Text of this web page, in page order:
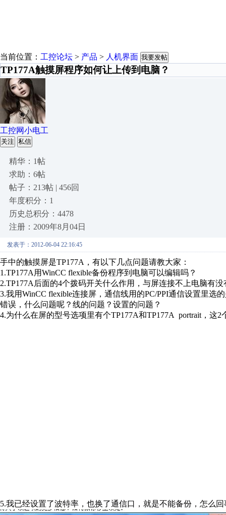
当前位置： 工控论坛 > 产品 > 人机界面 我要发帖
TP177A触摸屏程序如何让上传到电脑？
工控网小电工
关注 私信
精华：1帖
求助：6帖
帖子：213帖 | 456回
年度积分：1
历史总积分：4478
注册：2009年8月04日
发表于：2012-06-04 22:16:45
手中的触摸屏是TP177A，有以下几点问题请教大家：
1.TP177A用WinCC flexible备份程序到电脑可以编辑吗？
2.TP177A后面的4个拨码开关什么作用，与屏连接不上电脑有没
3.我用WinCC flexible连接屏，通信线用的PC/PPI通信设置里选
错误，什么问题呢？线的问题？设置的问题？
4.为什么在屏的型号选项里有个TP177A和TP177A portrait，这2
5.我已经设置了波特率，也换了通信口，就是不能备份，怎么